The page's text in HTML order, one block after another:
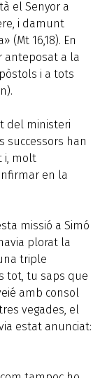
el Senyor a
i damunt
(Mt 16,18). En
anteposat a la
i a tots
del ministeri
successors han
i, molt
en la
missió a Simó
plorat la
triple
tot, tu saps que
amb consol
vegades, el
estat anunciat: